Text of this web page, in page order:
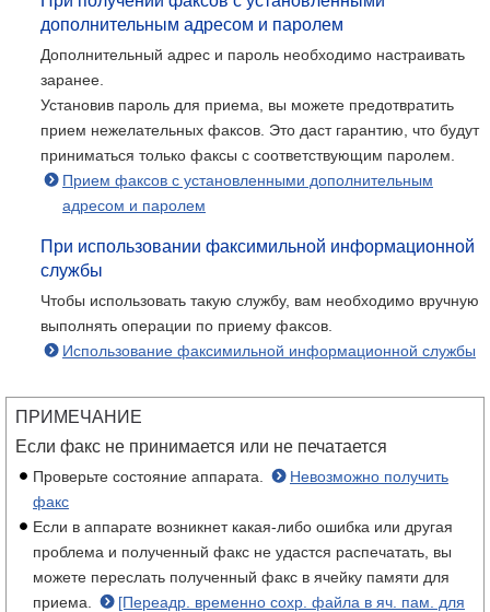
дополнительным адресом и паролем
Дополнительный адрес и пароль необходимо настраивать
заранее.
Установив пароль для приема, вы можете предотвратить
прием нежелательных факсов. Это даст гарантию, что будут
приниматься только факсы с соответствующим паролем.
Прием факсов с установленными дополнительным
адресом и паролем
При использовании факсимильной информационной
службы
Чтобы использовать такую службу, вам необходимо вручную
выполнять операции по приему факсов.
Использование факсимильной информационной службы
ПРИМЕЧАНИЕ
Если факс не принимается или не печатается
Проверьте состояние аппарата.
Невозможно получить
факс
Если в аппарате возникнет какая-либо ошибка или другая
проблема и полученный факс не удастся распечатать, вы
можете переслать полученный факс в ячейку памяти для
приема.
[Переадр. временно сохр. файла в яч. пам. для